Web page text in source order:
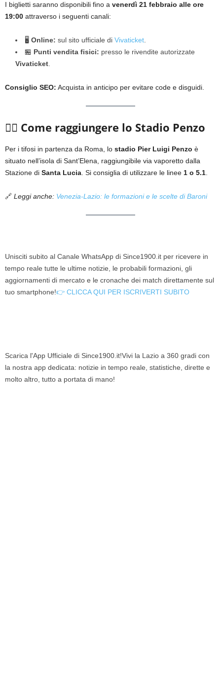
I biglietti saranno disponibili fino a venerdì 21 febbraio alle ore
19:00 attraverso i seguenti canali:
🖥️ Online: sul sito ufficiale di Vivaticket.
🏪 Punti vendita fisici: presso le rivendite autorizzate
Vivaticket.
Consiglio SEO: Acquista in anticipo per evitare code e disguidi.
🚶‍♂️ Come raggiungere lo Stadio Penzo
Per i tifosi in partenza da Roma, lo stadio Pier Luigi Penzo è
situato nell’isola di Sant’Elena, raggiungibile via vaporetto dalla
Stazione di Santa Lucia. Si consiglia di utilizzare le linee 1 o 5.1.
🔗 Leggi anche: Venezia-Lazio: le formazioni e le scelte di Baroni
Unisciti subito al Canale WhatsApp di Since1900.it per ricevere in
tempo reale tutte le ultime notizie, le probabili formazioni, gli
aggiornamenti di mercato e le cronache dei match direttamente sul
tuo smartphone!👉 CLICCA QUI PER ISCRIVERTI SUBITO
Scarica l'App Ufficiale di Since1900.it!Vivi la Lazio a 360 gradi con
la nostra app dedicata: notizie in tempo reale, statistiche, dirette e
molto altro, tutto a portata di mano!